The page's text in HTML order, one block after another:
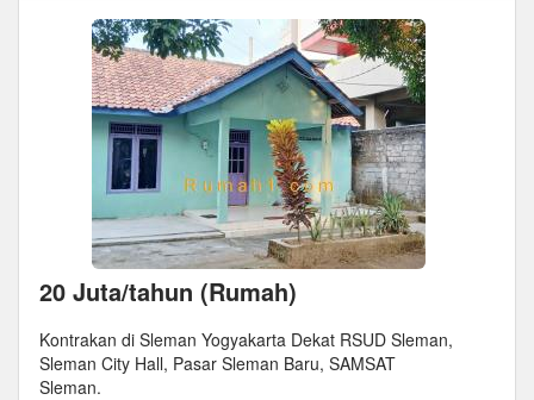
20 Juta/tahun (Rumah)
Kontrakan di Sleman Yogyakarta Dekat RSUD Sleman,
Sleman City Hall, Pasar Sleman Baru, SAMSAT
Sleman.